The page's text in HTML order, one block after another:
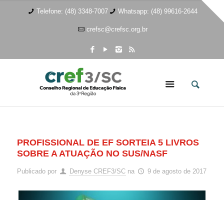
Telefone: (48) 3348-7007 Whatsapp: (48) 99616-2644
crefsc@crefsc.org.br
PROFISSIONAL DE EF SORTEIA 5 LIVROS
SOBRE A ATUAÇÃO NO SUS/NASF
Publicado por Denyse CREF3/SC na 9 de agosto de 2017